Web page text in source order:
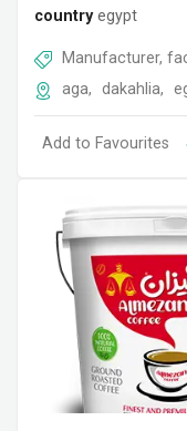
country egypt
Manufacturer,
aga, dakahlia,
Add to Favourites